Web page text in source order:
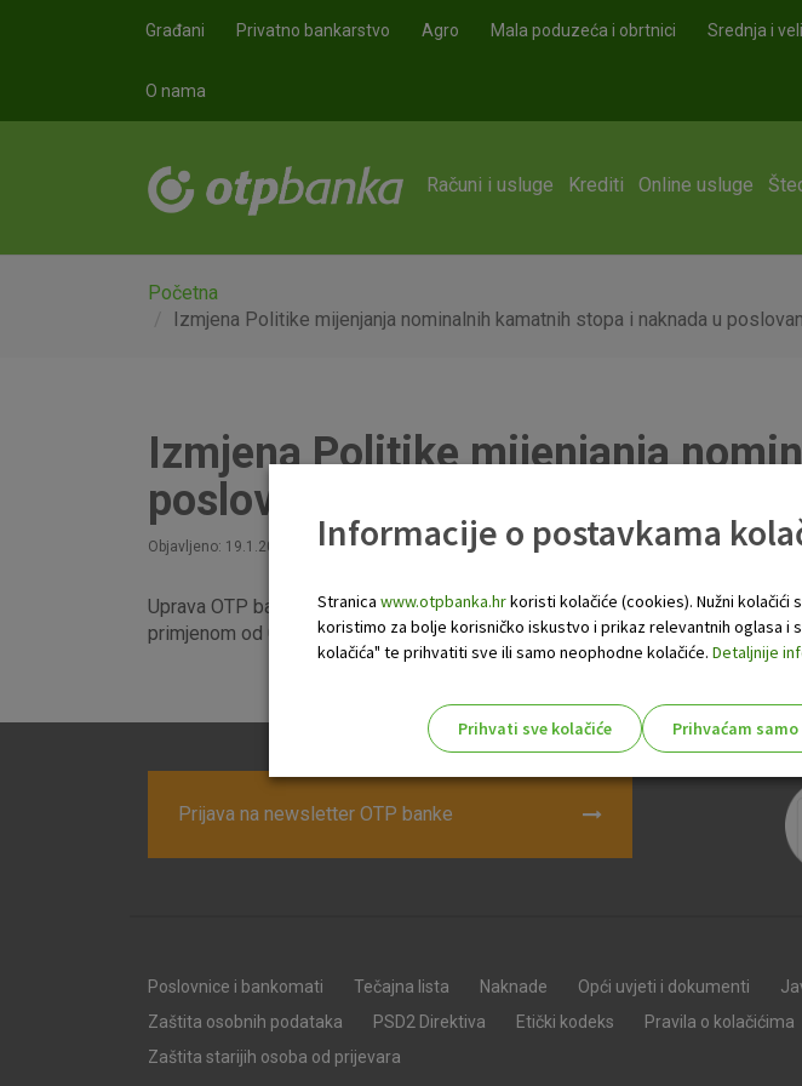
Građani Privatno bankarstvo Agro Mala poduzeća i obrtnici Srednja i
O nama
Računi i usluge Krediti Online usluge
Početna
Izmjena Politike mijenjanja nominalnih kamatnih stopa i naknada u
Izmjena Politike mijenjanja
poslovanju sa stanovništvom
Objavljeno: 19.1.2022
Uprava OTP banke d.d. usvojila je izmjene i dopunePolitike mijenjanja
primjenom od 01. veljače 2022.
Prijava na newsletter OTP banke
Poslovnice i bankomati Tečajna lista Naknade Opći uvjeti i dokumenti
Zaštita osobnih podataka
PSD2 Direktiva Etički kodeks Pravila o kolačićima
Zaštita starijih osoba od prijevara
Informacije o postavkama
Stranica www.otpbanka.hrkoristi kolačiće (cookies). Nužni
koristimo za bolje korisničko iskustvo i prikaz relevantnih oglasa i
kolačića" te prihvatiti sve ili samo neophodne kolačiće. Detaljnije
Prihvati sve kolačiće Prihvaćam
radnje
njima,